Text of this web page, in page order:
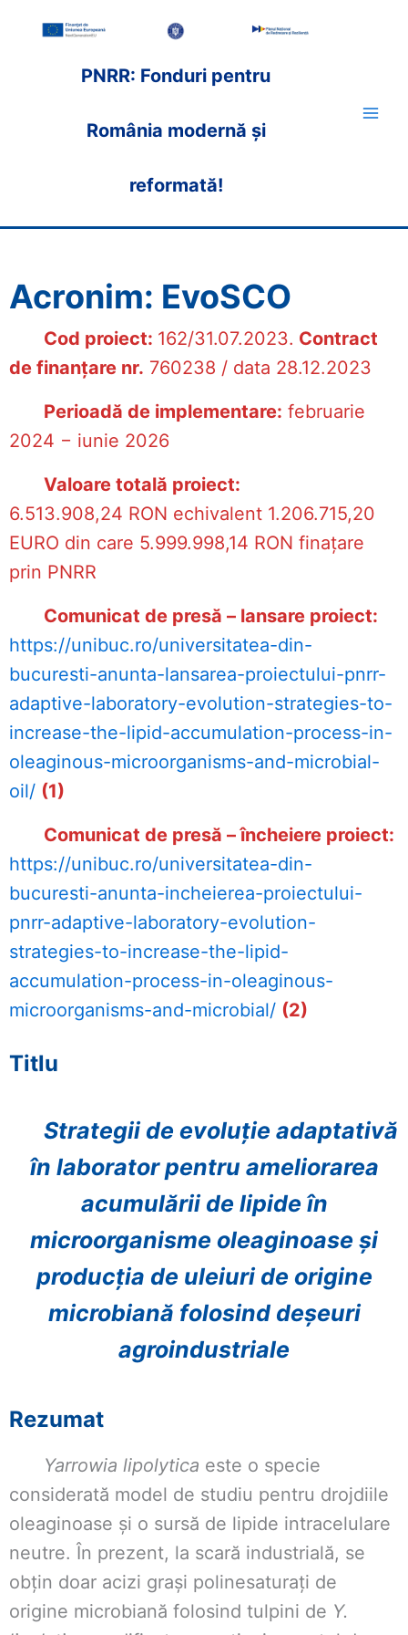
PNRR: Fonduri pentru
România modernă și
reformată!
Acronim: EvoSCO
Cod proiect: 162/31.07.2023. Contract
de finanțare nr. 760238 / data 28.12.2023
Perioadă de implementare: februarie
2024 − iunie 2026
Valoare totală proiect:
6.513.908,24 RON echivalent 1.206.715,20
EURO din care 5.999.998,14 RON finațare
prin PNRR
Comunicat de presă – lansare proiect:
https://unibuc.ro/universitatea-din-
bucuresti-anunta-lansarea-proiectului-pnrr-
adaptive-laboratory-evolution-strategies-to-
increase-the-lipid-accumulation-process-in-
oleaginous-microorganisms-and-microbial-
oil/ (1)
Comunicat de presă –încheiere proiect:
https://unibuc.ro/universitatea-din-
bucuresti-anunta-incheierea-proiectului-
pnrr-adaptive-laboratory-evolution-
strategies-to-increase-the-lipid-
accumulation-process-in-oleaginous-
microorganisms-and-microbial/ (2)
Titlu
Strategii de evoluţie adaptativă
în laborator pentru ameliorarea
acumulării de lipide în
microorganisme oleaginoase și
producția de uleiuri de origine
microbiană folosind deșeuri
agroindustriale
Rezumat
Yarrowia lipolytica este o specie
considerată model de studiu pentru drojdiile
oleaginoase și o sursă de lipide intracelulare
neutre. În prezent, la scară industrială, se
obțin doar acizi grași polinesaturați de
origine microbiană folosind tulpini de Y.